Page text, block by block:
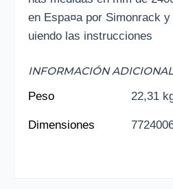
en Espa¤a por Simonrack
uiendo las instrucciones
INFORMACIÓN ADICIONAL
Peso
22,31
Dimensiones